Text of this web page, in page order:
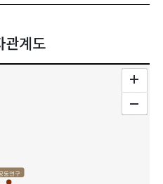
관계도
동연구